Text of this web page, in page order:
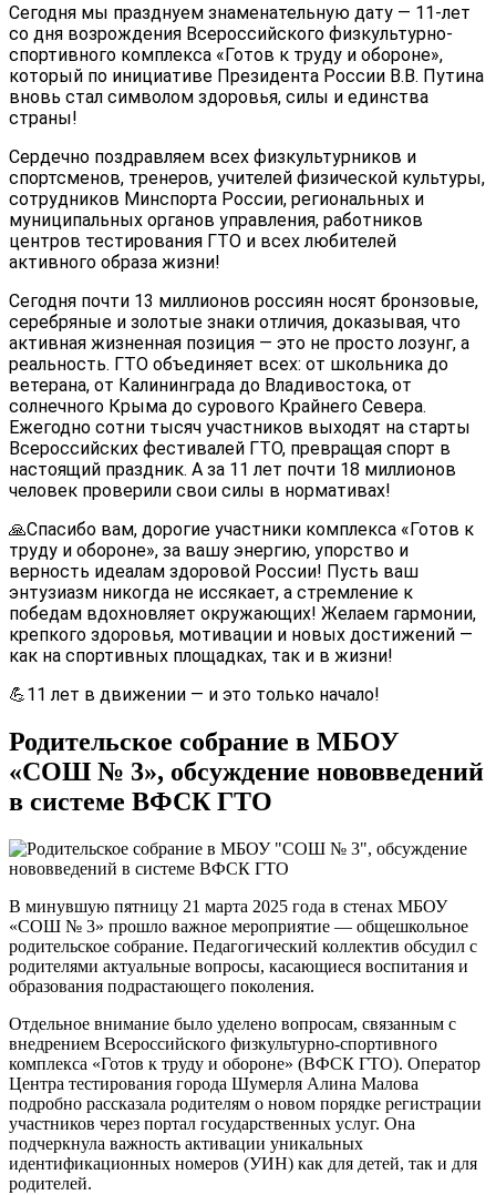
Сегодня мы празднуем знаменательную дату — 11-лет
со дня возрождения Всероссийского физкультурно-
спортивного комплекса «Готов к труду и обороне»,
который по инициативе Президента России В.В. Путина
вновь стал символом здоровья, силы и единства
страны!
Сердечно поздравляем всех физкультурников и
спортсменов, тренеров, учителей физической культуры,
сотрудников Минспорта России, региональных и
муниципальных органов управления, работников
центров тестирования ГТО и всех любителей
активного образа жизни!
Сегодня почти 13 миллионов россиян носят бронзовые,
серебряные и золотые знаки отличия, доказывая, что
активная жизненная позиция — это не просто лозунг, а
реальность. ГТО объединяет всех: от школьника до
ветерана, от Калининграда до Владивостока, от
солнечного Крыма до сурового Крайнего Севера.
Ежегодно сотни тысяч участников выходят на старты
Всероссийских фестивалей ГТО, превращая спорт в
настоящий праздник. А за 11 лет почти 18 миллионов
человек проверили свои силы в нормативах!
🙏Спасибо вам, дорогие участники комплекса «Готов к
труду и обороне», за вашу энергию, упорство и
верность идеалам здоровой России! Пусть ваш
энтузиазм никогда не иссякает, а стремление к
победам вдохновляет окружающих! Желаем гармонии,
крепкого здоровья, мотивации и новых достижений —
как на спортивных площадках, так и в жизни!
💪11 лет в движении — и это только начало!
Родительское собрание в МБОУ
«СОШ № 3», обсуждение нововведений
в системе ВФСК ГТО
В минувшую пятницу 21 марта 2025 года в стенах МБОУ
«СОШ № 3» прошло важное мероприятие — общешкольное
родительское собрание. Педагогический коллектив обсудил с
родителями актуальные вопросы, касающиеся воспитания и
образования подрастающего поколения.
Отдельное внимание было уделено вопросам, связанным с
внедрением Всероссийского физкультурно-спортивного
комплекса «Готов к труду и обороне» (ВФСК ГТО). Оператор
Центра тестирования города Шумерля Алина Малова
подробно рассказала родителям о новом порядке регистрации
участников через портал государственных услуг. Она
подчеркнула важность активации уникальных
идентификационных номеров (УИН) как для детей, так и для
родителей.